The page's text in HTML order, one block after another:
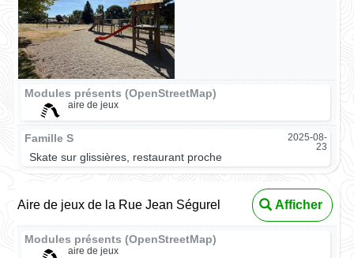
Modules présents (OpenStreetMap)
aire de jeux
Famille S
2025-08-
23
Skate sur glissières, restaurant proche
Aire de jeux de la Rue Jean Ségurel Afficher
Modules présents (OpenStreetMap)
aire de jeux